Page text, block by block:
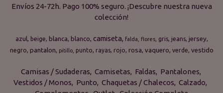
Envíos 24-72h. Pago 100% seguro. ¡Descubre nuestra nueva
colección!
azul beige blanca blanco camiseta falda flores gris jeans jersey
negro pantalon pitillo punto rayas rojo rosa vaquero verde vestido
Camisas / Sudaderas Camisetas Faldas
Pantalones
Vestidos / Monos
Punto Chaquetas / Chalecos Calzado